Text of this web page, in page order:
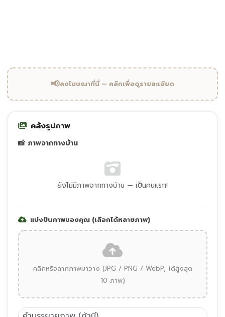
📢ลงโฆษณาที่นี่ — คลิกเพื่อดูรายละเอียด
คลังรูปภาพ
📸 ภาพจากทางบ้าน
ยังไม่มีภาพจากทางบ้าน — เป็นคนแรก!
แบ่งปันภาพของคุณ (เลือกได้หลายภาพ)
คลิกหรือลากภาพมาวาง (JPG / PNG / WebP, ได้สูงสุด
10 ภาพ)